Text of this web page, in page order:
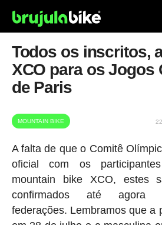
Todos os inscritos,
XCO para os Jogos
de Paris
MOUNTAIN BIKE
A falta de que o Comitê
oficial com os
mountain bike XCO, estes
confirmados até agora
federações. Lembramos que a